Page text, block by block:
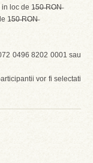
loc de 1̶5̶0̶ ̶R̶O̶N̶
1̶5̶0̶ ̶R̶O̶N̶
0496 8202 0001 sau
vor fi selectati